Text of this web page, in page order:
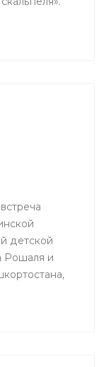
детской
Рошаля и